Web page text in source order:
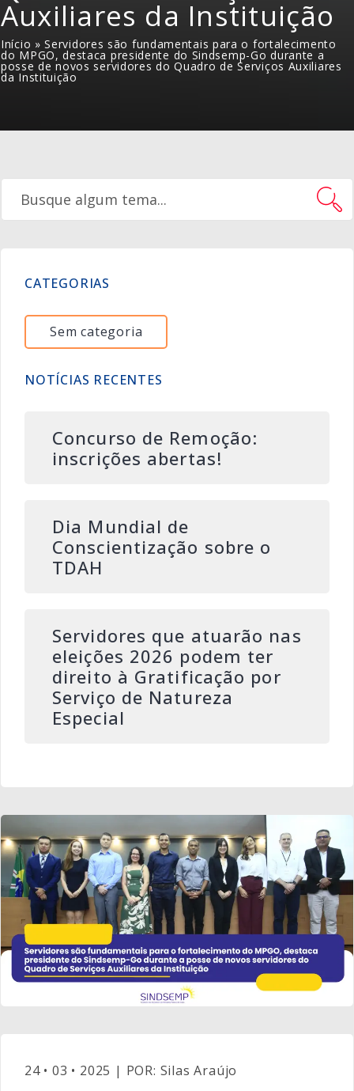
Auxiliares da Instituição
Início »Servidores são fundamentais para o fortalecimento
do MPGO, destaca presidente do Sindsemp-Go durante a
posse de novos servidores do Quadro de Serviços Auxiliares
da Instituição
CATEGORIAS
Sem categoria
NOTÍCIAS RECENTES
Concurso de Remoção:
inscrições abertas!
Dia Mundial de
Conscientização sobre o
TDAH
Servidores que atuarão nas
eleições 2026 podem ter
direito à Gratificação por
Serviço de Natureza
Especial
24 • 03 • 2025 | POR: Silas Araújo